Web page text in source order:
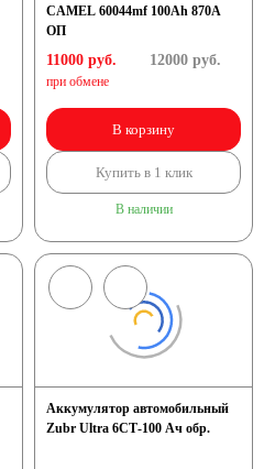
CAMEL 60044mf 100Ah 870A
ОП
11000 руб.
при обмене
12000руб.
В корзину
Купить в 1 клик
В наличии
Аккумулятор автомобильный
Zubr Ultra 6СТ-100 Ач обр.